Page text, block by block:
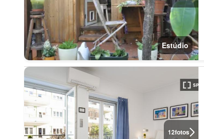
Estúdio
12fotos